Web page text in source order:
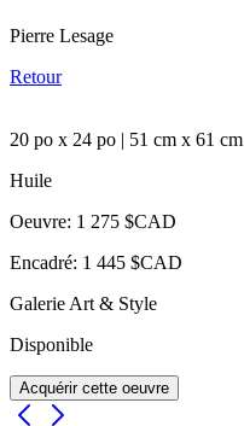
Pierre Lesage
Retour
20 po x 24 po | 51 cm x 61 cm
Huile
Oeuvre: 1 275 $CAD
Encadré: 1 445 $CAD
Galerie Art & Style
Disponible
Acquérir cette oeuvre